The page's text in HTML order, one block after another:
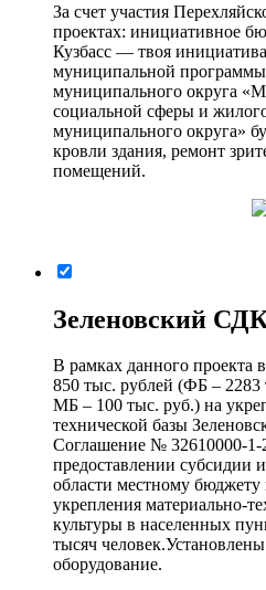
За счет участия
проектах: инициативное
Кузбасс — твоя
муниципальной
муниципального округа
социальной сферы и
муниципального округа»
кровли здания, ремонт
помещений.
Зеленовский
В рамках данного проекта
850 тыс. рублей (ФБ –
МБ – 100 тыс. руб.) на
технической базы
Соглашение № 32610000-1-
предоставлении субсидии
области местному бюджету
укрепления материально-
культуры в населенных
тысяч
оборудование.